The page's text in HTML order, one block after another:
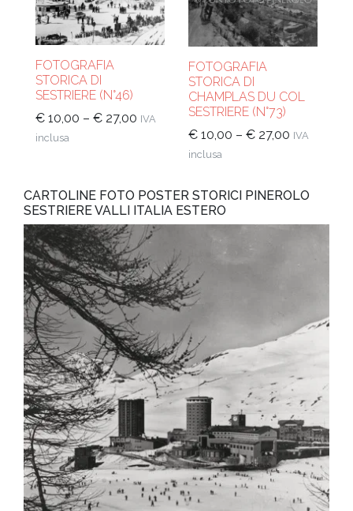
FOTOGRAFIA
STORICA DI
SESTRIERE (N°46)
€ 10,00 – € 27,00 IVA
inclusa
FOTOGRAFIA
STORICA DI
CHAMPLAS DU COL
SESTRIERE (N°73)
€ 10,00 – € 27,00 IVA
inclusa
CARTOLINE FOTO POSTER STORICI PINEROLO
SESTRIERE VALLI ITALIA ESTERO